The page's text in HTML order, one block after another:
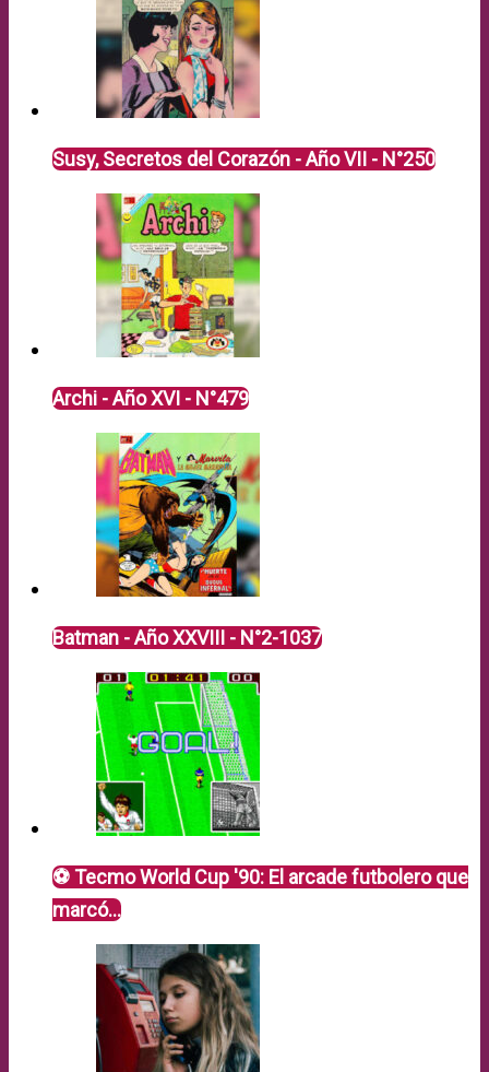
Susy, Secretos del Corazón - Año VII - N°250
Archi - Año XVI - N°479
Batman - Año XXVIII - N°2-1037
⚽ Tecmo World Cup '90: El arcade futbolero que
marcó…